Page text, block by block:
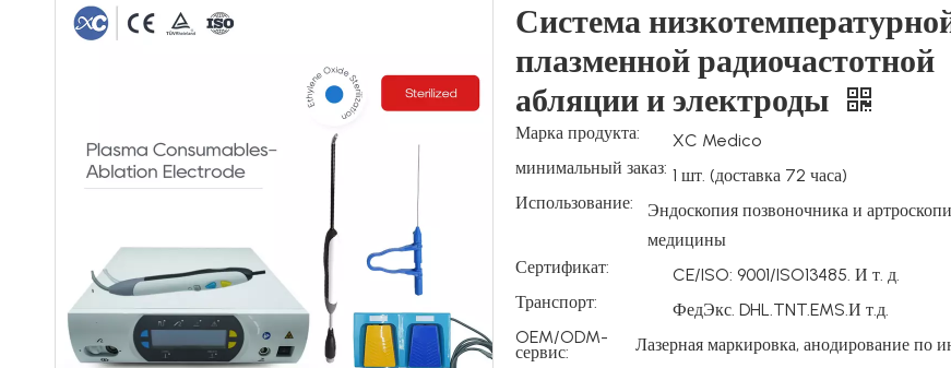
Система
плазменной радиочастотной
абляции и электроды
Марка продукта:
XC Medico
минимальный заказ: 1 шт. (доставка 72 часа)
Использование:
Эндоскопия позвоночника и
медицины
Сертификат:
CE/ISO: 9001/ISO13485. И т. д.
Транспорт:
ФедЭкс. DHL.TNT.EMS.И т.д.
OEM/ODM-
сервис:
Лазерная маркировка, анодирование по